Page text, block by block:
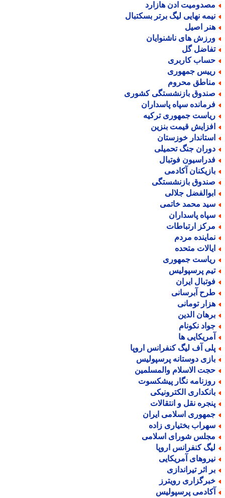
ادن هازارد
نهایی لیگ برتر بسکتبال
اصیل
های ناشنوایان
گل
کاربری
جمهوری
محروم
بازنشستگی کشوری
سپاه پاسداران
جمهوری ترکیه
قیمت بنزین
خوزستان
جنگ تحمیلی
فوتبال
آکادمی
بازنشستگی
جلالی
محمد خاتمی
پاسداران
ارتباطات
مردم
متحده
جمهوری
پرسپولیس
ایران
آبرسانی
تومانی
الدین
نکونام
ها
آف لیگ کنفرانس اروپا
دوستانه پرسپولیس
الاسلام والمسلمین
نگار پیشکسوت
الکترونیکی
نقل و انتقالات
اسلامی ایران
بختیاری زاده
شورای اسلامی
کنفرانس اروپا
آمریکایی
اثر تیراندازی
رویترز
پرسپولیس